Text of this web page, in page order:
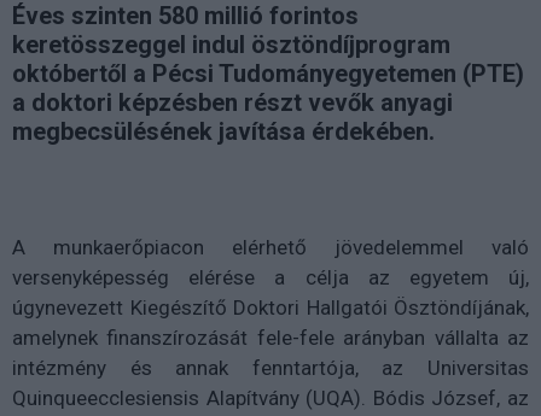
Éves szinten 580 millió forintos
keretösszeggel indul ösztöndíjprogram
októbertől a Pécsi Tudományegyetemen (PTE)
a doktori képzésben részt vevők anyagi
megbecsülésének javítása érdekében.
A munkaerőpiacon elérhető jövedelemmel való
versenyképesség elérése a célja az egyetem új,
úgynevezett Kiegészítő Doktori Hallgatói Ösztöndíjának,
amelynek finanszírozását fele-fele arányban vállalta az
intézmény és annak fenntartója, az Universitas
Quinqueecclesiensis Alapítvány (UQA). Bódis József, az